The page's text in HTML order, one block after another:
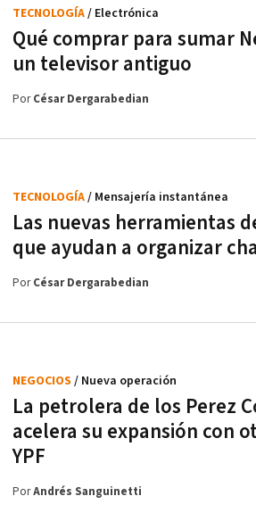
Qué comprar para sumar
un televisor antiguo
TECNOLOGÍA/ Electrónica
PorCésar Dergarabedian
Las nuevas herramientas
que ayudan a organizar
TECNOLOGÍA/ Mensajería instantánea
PorCésar Dergarabedian
La petrolera de los Perez
acelera su expansión con
YPF
NEGOCIOS / Nueva operación
PorAndrés Sanguinetti